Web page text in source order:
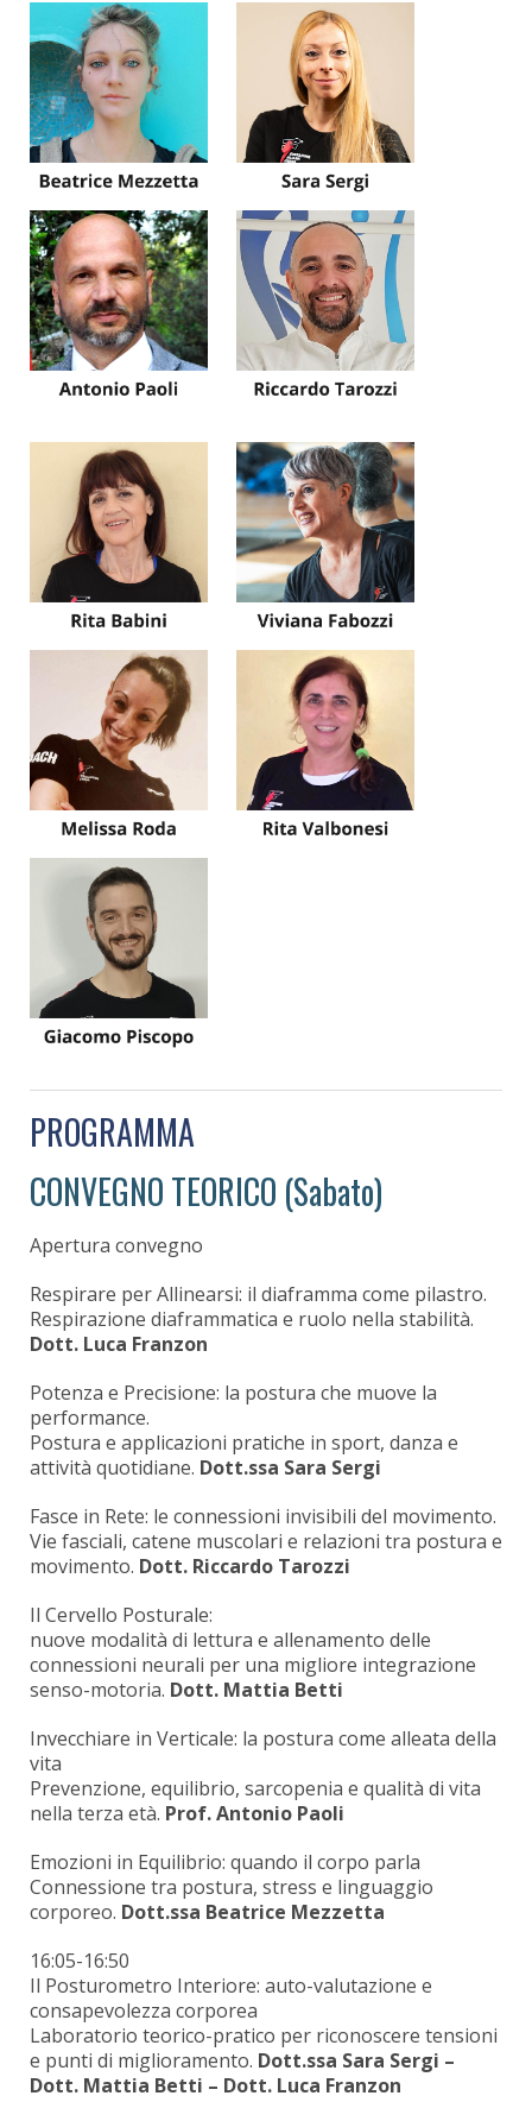
PROGRAMMA
CONVEGNO TEORICO (Sabato)
Apertura convegno
Respirare per Allinearsi: il diaframma come pilastro.
Respirazione diaframmatica e ruolo nella stabilità.
Dott. Luca Franzon
Potenza e Precisione: la postura che muove la
performance.
Postura e applicazioni pratiche in sport, danza e
attività quotidiane. Dott.ssa Sara Sergi
Fasce in Rete: le connessioni invisibili del movimento.
Vie fasciali, catene muscolari e relazioni tra postura e
movimento. Dott. Riccardo Tarozzi
Il Cervello Posturale:
nuove modalità di lettura e allenamento delle
connessioni neurali per una migliore integrazione
senso-motoria. Dott. Mattia Betti
Invecchiare in Verticale: la postura come alleata della
vita
Prevenzione, equilibrio, sarcopenia e qualità di vita
nella terza età. Prof. Antonio Paoli
Emozioni in Equilibrio: quando il corpo parla
Connessione tra postura, stress e linguaggio
corporeo. Dott.ssa Beatrice Mezzetta
16:05-16:50
Il Posturometro Interiore: auto-valutazione e
consapevolezza corporea
Laboratorio teorico-pratico per riconoscere tensioni
e punti di miglioramento. Dott.ssa Sara Sergi –
Dott. Mattia Betti – Dott. Luca Franzon